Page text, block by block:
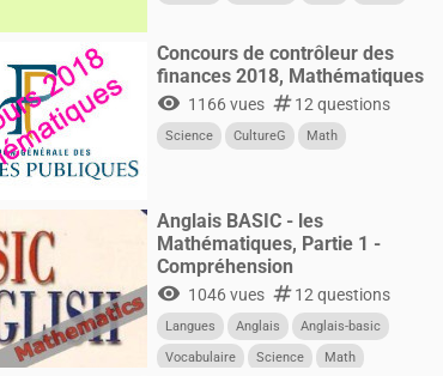
Concours de contrôleur des
finances 2018, Mathématiques
visibility 1166 vues numbers12 questions
Science CultureG Math
Anglais BASIC - les
Mathématiques, Partie 1 -
Compréhension
visibility 1046 vues numbers12 questions
Langues Anglais
Anglais-basic
Vocabulaire
Science Math